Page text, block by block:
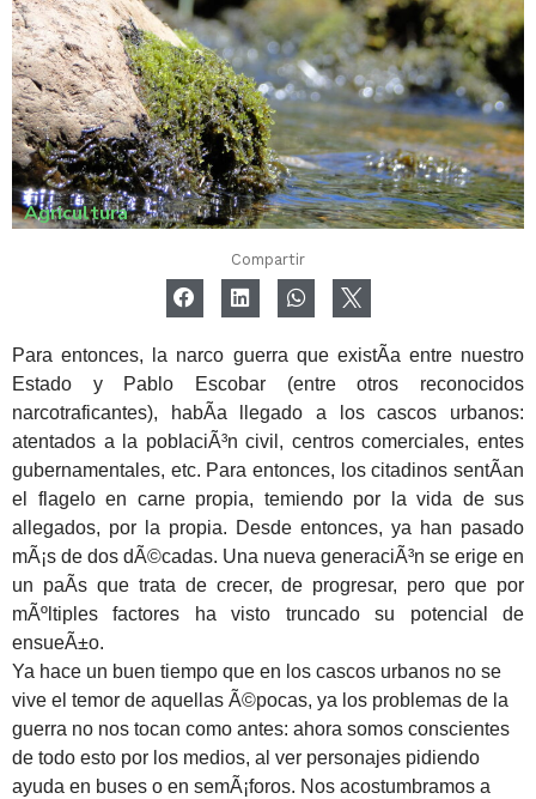
Agricultura
Compartir
Para entonces, la narco guerra que existÃ­a entre nuestro
Estado y Pablo Escobar (entre otros reconocidos
narcotraficantes), habÃ­a llegado a los cascos urbanos:
atentados a la poblaciÃ³n civil, centros comerciales, entes
gubernamentales, etc. Para entonces, los citadinos sentÃ­an
el flagelo en carne propia, temiendo por la vida de sus
allegados, por la propia. Desde entonces, ya han pasado
mÃ¡s de dos dÃ©cadas. Una nueva generaciÃ³n se erige en
un paÃ­s que trata de crecer, de progresar, pero que por
mÃºltiples factores ha visto truncado su potencial de
ensueÃ±o.
Ya hace un buen tiempo que en los cascos urbanos no se
vive el temor de aquellas Ã©pocas, ya los problemas de la
guerra no nos tocan como antes: ahora somos conscientes
de todo esto por los medios, al ver personajes pidiendo
ayuda en buses o en semÃ¡foros. Nos acostumbramos a